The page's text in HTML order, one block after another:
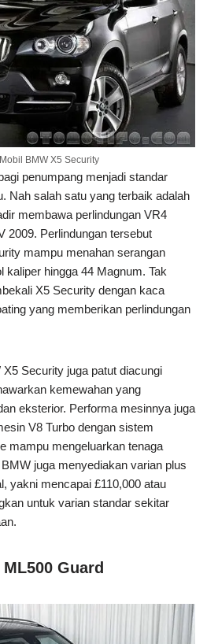
BMW X5 Security
penumpang menjadi standar
Nah salah satu yang terbaik adalah
membawa perlindungan VR4
2009. Perlindungan tersebut
mampu menahan serangan
kaliper hingga 44 Magnum. Tak
X5 Security dengan kaca
yang memberikan perlindungan
Security juga patut diacungi
kemewahan yang
eksterior. Performa mesinnya juga
V8 Turbo dengan sistem
mampu mengeluarkan tenaga
juga menyediakan varian plus
yakni mencapai £110,000 atau
untuk varian standar sekitar
Guard